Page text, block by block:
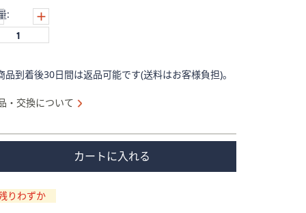
:
品到着後30日間は返品可能です(送料はお客様負担)。
・交換について
カートに入れる
りわずか